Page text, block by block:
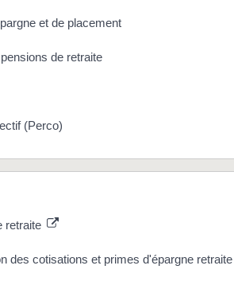
et de placement
de retraite
(Perco)
retraite
des cotisations et primes d'épargne